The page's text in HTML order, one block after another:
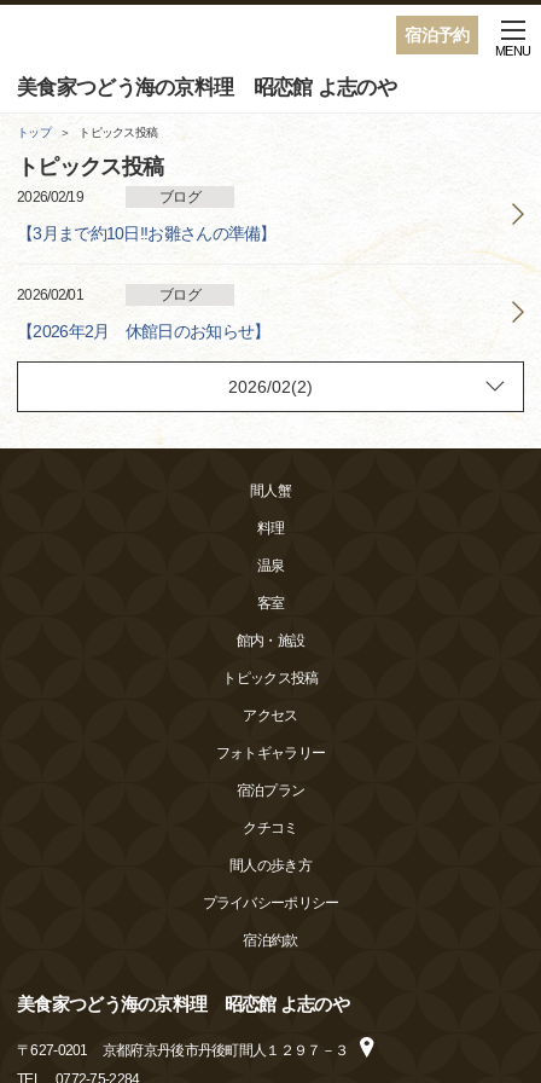
宿泊予約
美食家つどう海の京料理 昭恋館 よ志のや
MENU
トップ トピックス投稿
トピックス投稿
2026/02/19 ブログ
【3月まで約10日!!お雛さんの準備】
2026/02/01 ブログ
【2026年2月 休館日のお知らせ】
間人蟹
料理
温泉
客室
館内・施設
トピックス投稿
アクセス
フォトギャラリー
宿泊プラン
クチコミ
間人の歩き方
プライバシーポリシー
宿泊約款
美食家つどう海の京料理 昭恋館 よ志のや
〒627-0201
京都府京丹後市丹後町間人１２９７－３
TEL
0772-75-2284